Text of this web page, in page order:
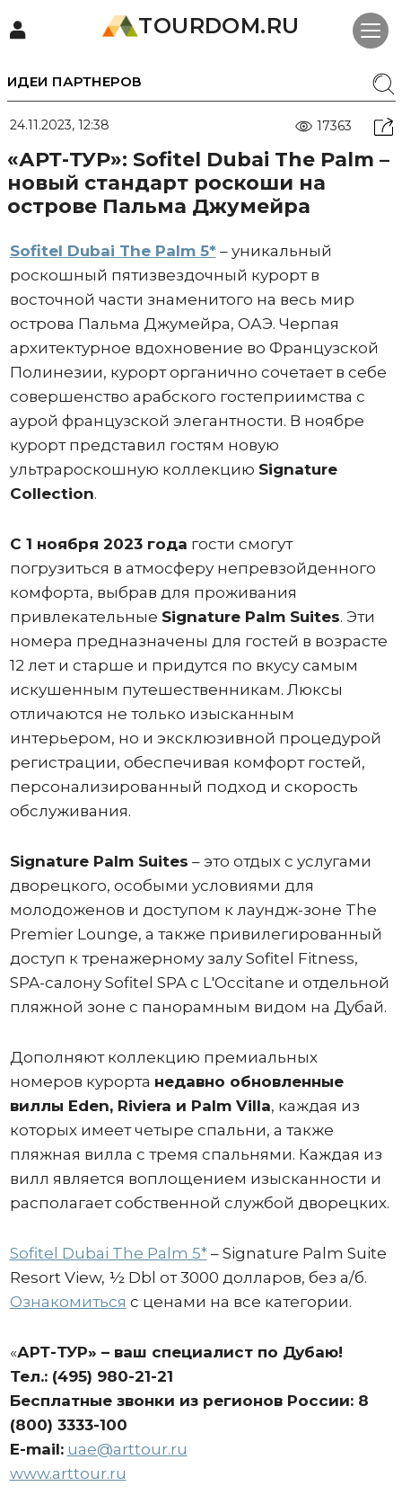
TOURDOM.RU
ИДЕИ ПАРТНЕРОВ
24.11.2023, 12:38 17363
«АРТ-ТУР»: Sofitel Dubai The Palm –
новый стандарт роскоши на
острове Пальма Джумейра
Sofitel Dubai The Palm 5*– уникальный
роскошный пятизвездочный курорт в
восточной части знаменитого на весь мир
острова Пальма Джумейра, ОАЭ. Черпая
архитектурное вдохновение во Французской
Полинезии, курорт органично сочетает в себе
совершенство арабского гостеприимства с
аурой французской элегантности. В ноябре
курорт представил гостям новую
ультрароскошную коллекцию Signature
Collection.
С 1 ноября 2023 года гости смогут
погрузиться в атмосферу непревзойденного
комфорта, выбрав для проживания
привлекательные Signature Palm Suites. Эти
номера предназначены для гостей в возрасте
12 лет и старше и придутся по вкусу самым
искушенным путешественникам. Люксы
отличаются не только изысканным
интерьером, но и эксклюзивной процедурой
регистрации, обеспечивая комфорт гостей,
персонализированный подход и скорость
обслуживания.
Signature Palm Suites – это отдых с услугами
дворецкого, особыми условиями для
молодоженов и доступом к лаундж-зоне The
Premier Lounge, а также привилегированный
доступ к тренажерному залу Sofitel Fitness,
SPA-салону Sofitel SPA с L'Occitane и отдельной
пляжной зоне с панорамным видом на Дубай.
Дополняют коллекцию премиальных
номеров курорта недавно обновленные
виллы Eden, Riviera и Palm Villa, каждая из
которых имеет четыре спальни, а также
пляжная вилла с тремя спальнями. Каждая из
вилл является воплощением изысканности и
располагает собственной службой дворецких.
Sofitel Dubai The Palm 5*– Signature Palm Suite
Resort View, ½ Dbl от 3000 долларов, без а/б.
Ознакомиться с ценами на все категории.
«АРТ-ТУР» – ваш специалист по Дубаю!
Тел.: (495) 980-21-21
Бесплатные звонки из регионов России: 8
(800) 3333-100
E-mail: uae@arttour.ru
www.arttour.ru